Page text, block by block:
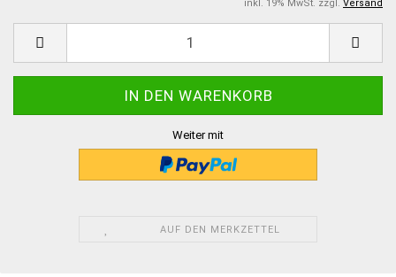
inkl. 19% MwSt. zzgl. Versand
Weiter mit
AUF DEN MERKZETTEL